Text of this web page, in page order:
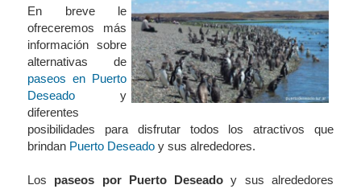
En breve le
ofreceremos más
información sobre
alternativas de
paseos en Puerto
Deseado y
diferentes
posibilidades para disfrutar todos los atractivos que
brindan Puerto Deseado y sus alrededores.
Los paseos por Puerto Deseado y sus alrededores